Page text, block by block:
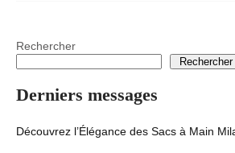
Rechercher
Rechercher
Derniers messages
Découvrez l’Élégance des Sacs à Main